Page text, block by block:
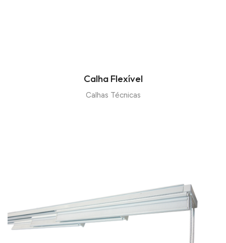
Calha Flexível
Calhas Técnicas